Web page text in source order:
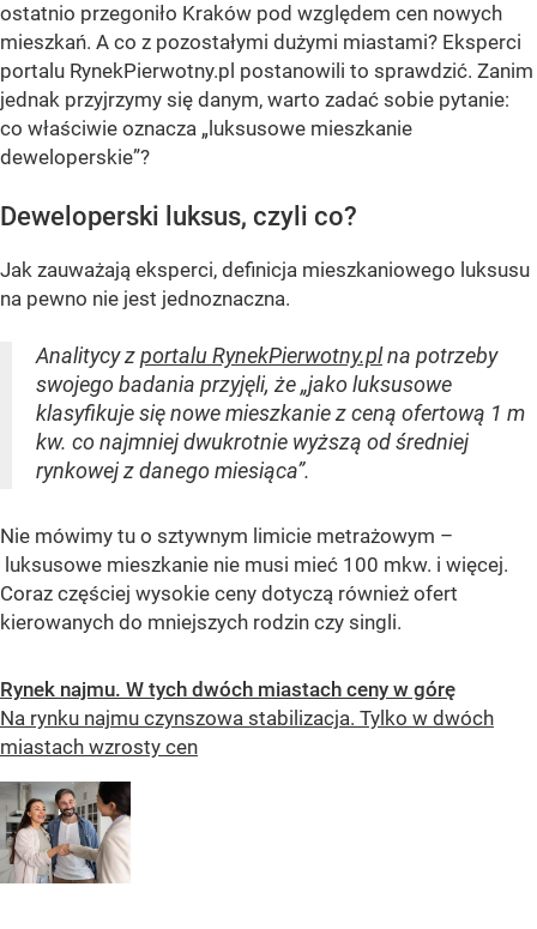
ostatnio przegoniło Kraków pod względem cen nowych
mieszkań. A co z pozostałymi dużymi miastami? Eksperci
portalu RynekPierwotny.pl postanowili to sprawdzić. Zanim
jednak przyjrzymy się danym, warto zadać sobie pytanie:
co właściwie oznacza „luksusowe mieszkanie
deweloperskie”?
Deweloperski luksus, czyli co?
Jak zauważają eksperci, definicja mieszkaniowego luksusu
na pewno nie jest jednoznaczna.
Analitycy zportalu RynekPierwotny.plna potrzeby
swojego badania przyjęli, że „jako luksusowe
klasyfikuje się nowe mieszkanie z ceną ofertową 1 m
kw. co najmniej dwukrotnie wyższą od średniej
rynkowej z danego miesiąca”.
Nie mówimy tu o sztywnym limicie metrażowym –
luksusowe mieszkanie nie musi mieć 100 mkw. i więcej.
Coraz częściej wysokie ceny dotyczą również ofert
kierowanych do mniejszych rodzin czy singli.
Rynek najmu. W tych dwóch miastach ceny w górę
Na rynku najmu czynszowa stabilizacja. Tylko w dwóch
miastach wzrosty cen